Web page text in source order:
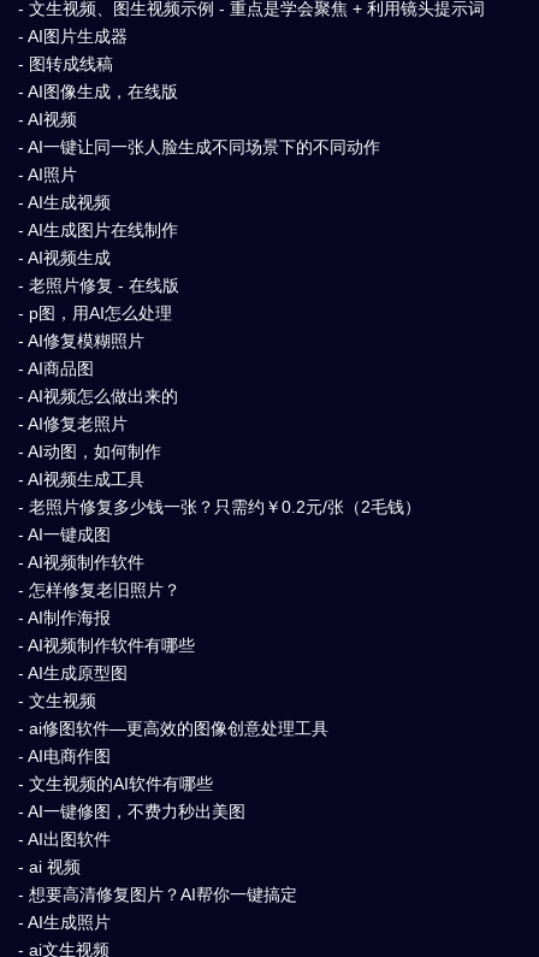
- 文生视频、图生视频示例 - 重点是学会聚焦 + 利用镜头提示词
- AI图片生成器
- 图转成线稿
- AI图像生成，在线版
- AI视频
- AI一键让同一张人脸生成不同场景下的不同动作
- AI照片
- AI生成视频
- AI生成图片在线制作
- AI视频生成
- 老照片修复 - 在线版
- p图，用AI怎么处理
- AI修复模糊照片
- AI商品图
- AI视频怎么做出来的
- AI修复老照片
- AI动图，如何制作
- AI视频生成工具
- 老照片修复多少钱一张？只需约￥0.2元/张（2毛钱）
- AI一键成图
- AI视频制作软件
- 怎样修复老旧照片？
- AI制作海报
- AI视频制作软件有哪些
- AI生成原型图
- 文生视频
- ai修图软件—更高效的图像创意处理工具
- AI电商作图
- 文生视频的AI软件有哪些
- AI一键修图，不费力秒出美图
- AI出图软件
- ai 视频
- 想要高清修复图片？AI帮你一键搞定
- AI生成照片
- ai文生视频